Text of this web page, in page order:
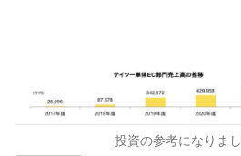
投資の参考になりま